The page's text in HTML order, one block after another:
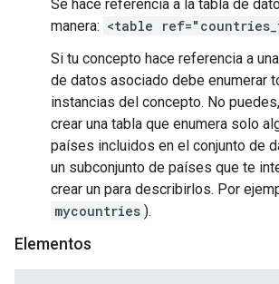
Se hace referencia a la tabla de
manera: <table
Si tu concepto hace referencia a
de datos asociado debe enumerar
instancias del concepto. No
crear una tabla que enumera solo
países incluidos en el conjunto de
un subconjunto de países que te
crear un para describirlos. Por
mycountries ).
Elementos